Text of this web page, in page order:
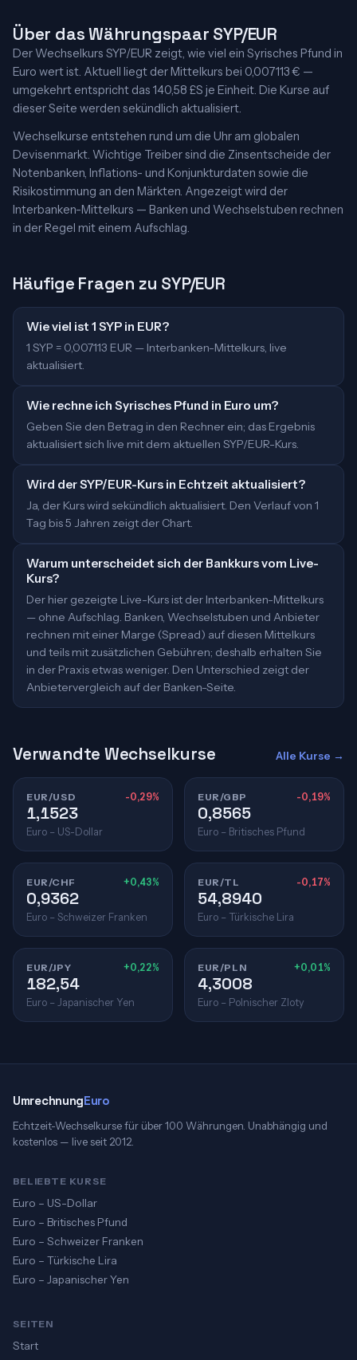
Über das Währungspaar SYP/EUR
Der Wechselkurs SYP/EUR zeigt, wie viel ein Syrisches Pfund in
Euro wert ist. Aktuell liegt der Mittelkurs bei 0,007113 € —
umgekehrt entspricht das 140,58 £S je Einheit. Die Kurse auf
dieser Seite werden sekündlich aktualisiert.
Wechselkurse entstehen rund um die Uhr am globalen
Devisenmarkt. Wichtige Treiber sind die Zinsentscheide der
Notenbanken, Inflations- und Konjunkturdaten sowie die
Risikostimmung an den Märkten. Angezeigt wird der
Interbanken-Mittelkurs — Banken und Wechselstuben rechnen
in der Regel mit einem Aufschlag.
Häufige Fragen zu SYP/EUR
Wie viel ist 1 SYP in EUR?
1 SYP = 0,007113 EUR — Interbanken-Mittelkurs, live
aktualisiert.
Wie rechne ich Syrisches Pfund in Euro um?
Geben Sie den Betrag in den Rechner ein; das Ergebnis
aktualisiert sich live mit dem aktuellen SYP/EUR-Kurs.
Wird der SYP/EUR-Kurs in Echtzeit aktualisiert?
Ja, der Kurs wird sekündlich aktualisiert. Den Verlauf von 1
Tag bis 5 Jahren zeigt der Chart.
Warum unterscheidet sich der Bankkurs vom Live-
Kurs?
Der hier gezeigte Live-Kurs ist der Interbanken-Mittelkurs
— ohne Aufschlag. Banken, Wechselstuben und Anbieter
rechnen mit einer Marge (Spread) auf diesen Mittelkurs
und teils mit zusätzlichen Gebühren; deshalb erhalten Sie
in der Praxis etwas weniger. Den Unterschied zeigt der
Anbietervergleich auf der Banken-Seite.
Verwandte Wechselkurse Alle Kurse →
EUR/USD -0,29%
1,1523
Euro – US-Dollar
EUR/GBP -0,19%
0,8565
Euro – Britisches Pfund
EUR/CHF +0,43%
0,9362
Euro – Schweizer Franken
EUR/TL -0,17%
54,8940
Euro – Türkische Lira
EUR/JPY +0,22%
182,54
Euro – Japanischer Yen
EUR/PLN +0,01%
4,3008
Euro – Polnischer Zloty
UmrechnungEuro
Echtzeit-Wechselkurse für über 100 Währungen. Unabhängig und
kostenlos — live seit 2012.
BELIEBTE KURSE
Euro – US-Dollar
Euro – Britisches Pfund
Euro – Schweizer Franken
Euro – Türkische Lira
Euro – Japanischer Yen
SEITEN
Start